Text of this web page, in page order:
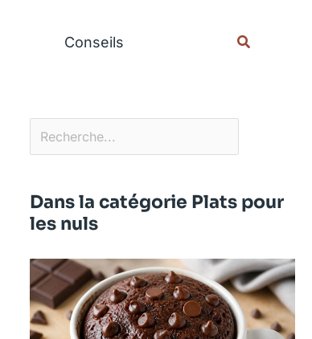
Conseils
Dans la catégorie Plats pour
les nuls